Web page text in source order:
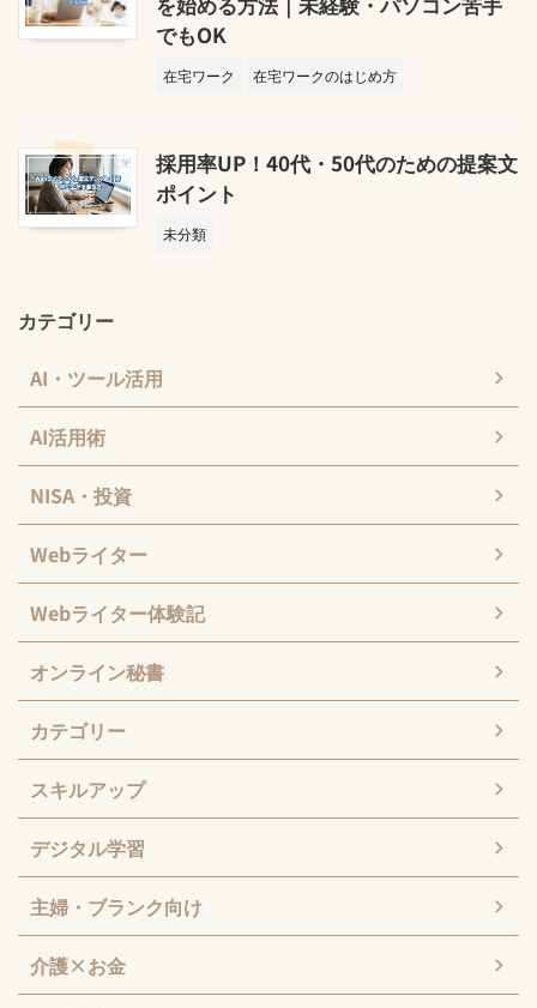
でもOK
在宅ワーク 在宅ワークのはじめ方
採用率UP！40代・50代のための提案文
ポイント
未分類
カテゴリー
AI・ツール活用
AI活用術
NISA・投資
Webライター
Webライター体験記
オンライン秘書
カテゴリー
スキルアップ
デジタル学習
主婦・ブランク向け
介護×お金